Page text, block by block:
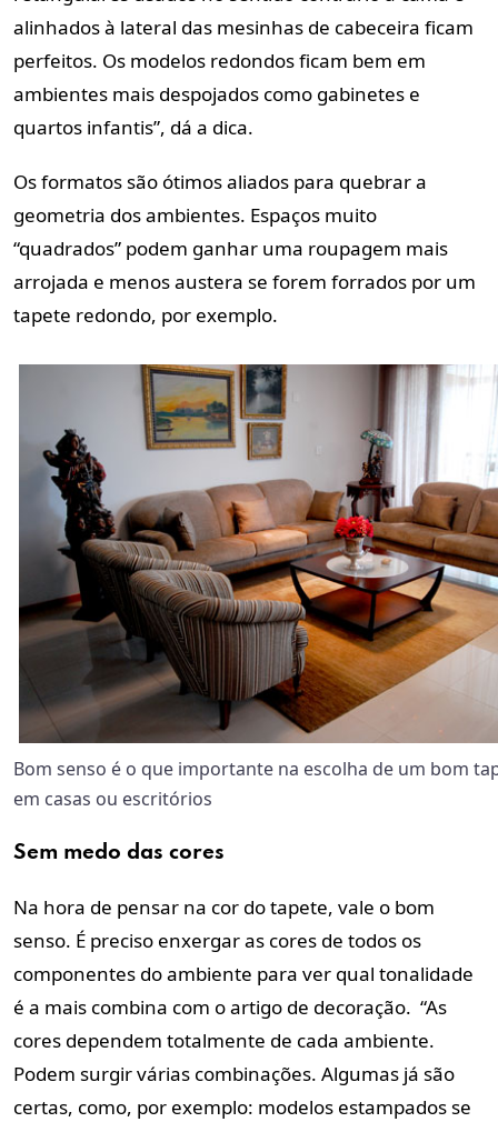
alinhados à lateral das mesinhas de cabeceira ficam
perfeitos. Os modelos redondos ficam bem em
ambientes mais despojados como gabinetes e
quartos infantis”, dá a dica.
Os formatos são ótimos aliados para quebrar a
geometria dos ambientes. Espaços muito
“quadrados” podem ganhar uma roupagem mais
arrojada e menos austera se forem forrados por um
tapete redondo, por exemplo.
Bom senso é o que importante na escolha de um bom
em casas ou escritórios
Sem medo das cores
Na hora de pensar na cor do tapete, vale o bom
senso. É preciso enxergar as cores de todos os
componentes do ambiente para ver qual tonalidade
é a mais combina com o artigo de decoração. “As
cores dependem totalmente de cada ambiente.
Podem surgir várias combinações. Algumas já são
certas, como, por exemplo: modelos estampados se